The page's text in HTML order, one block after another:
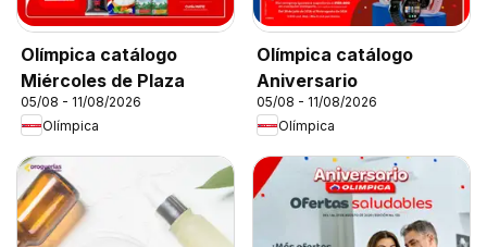
Olímpica catálogo
Miércoles de Plaza
05/08 - 11/08/2026
Olímpica
Olímpica catálogo
Aniversario
05/08 - 11/08/2026
Olímpica